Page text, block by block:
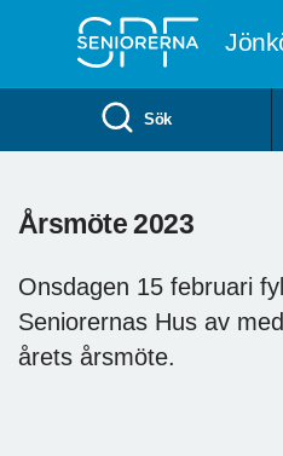
Sök
Årsmöte 2023
Onsdagen 15 februari
Seniorernas Hus av
årets årsmöte.